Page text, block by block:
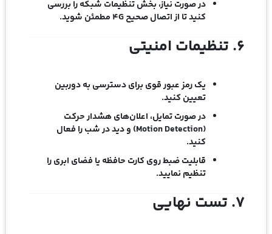
در صورت نیاز، بخشتنظیمات شبکهرا بررسی
کنید تا از اتصال صحیح 4G مطمئن شوید.
۶. تنظیمات امنیتی
یک رمز عبور قوی برای دسترسی به دوربین
تعیین کنید.
در صورت تمایل، اعلان‌های هشدار حرکت
(Motion Detection) و دید در شب را فعال
کنید.
قابلیت ضبط روی کارت حافظه یا فضای ابری را
تنظیم نمایید.
۷. تست نهایی